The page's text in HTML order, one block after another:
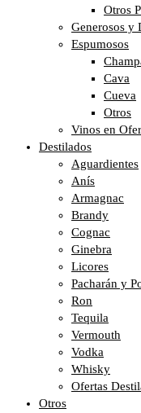
Otros
Generosos y
Espumosos
Cava
Cueva
Otros
Vinos en
Destilados
Aguardientes
Anís
Armagnac
Brandy
Cognac
Ginebra
Licores
Pacharán y
Ron
Tequila
Vermouth
Vodka
Whisky
Ofertas
Otros